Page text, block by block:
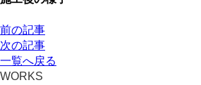
前の記事
次の記事
一覧へ戻る
WORKS